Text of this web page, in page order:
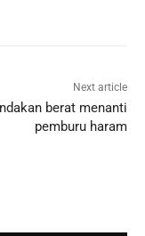
Next article
berat menanti
pemburu haram